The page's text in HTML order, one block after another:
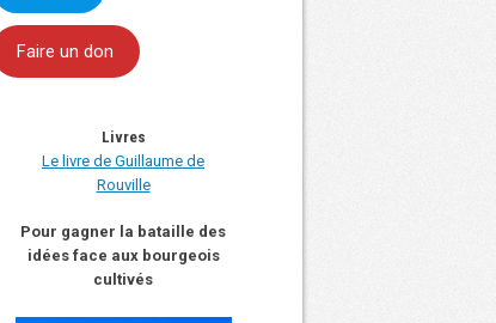
Faire un don
Livres
Le livre de Guillaume de
Rouville
Pour gagner la bataille des
idées face aux bourgeois
cultivés